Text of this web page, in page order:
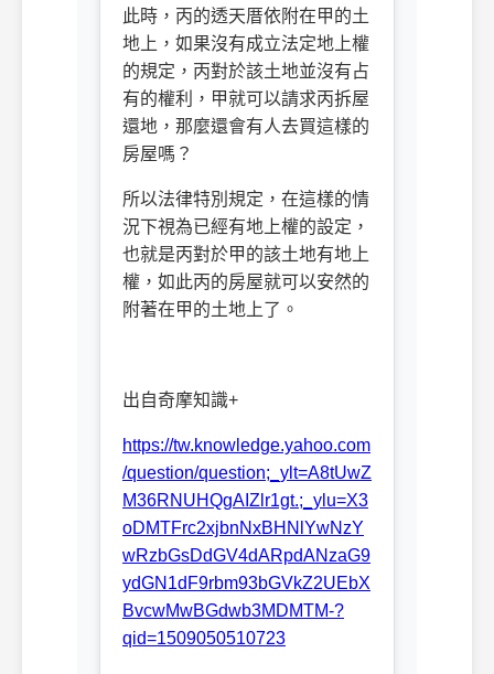
此時，丙的透天厝依附在甲的土
地上，如果沒有成立法定地上權
的規定，丙對於該土地並沒有占
有的權利，甲就可以請求丙拆屋
還地，那麼還會有人去買這樣的
房屋嗎？
所以法律特別規定，在這樣的情
況下視為已經有地上權的設定，
也就是丙對於甲的該土地有地上
權，如此丙的房屋就可以安然的
附著在甲的土地上了。
出自奇摩知識+
https://tw.knowledge.yahoo.com
/question/question;_ylt=A8tUwZ
M36RNUHQgAIZlr1gt.;_ylu=X3
oDMTFrc2xjbnNxBHNlYwNzY
wRzbGsDdGV4dARpdANzaG9
ydGN1dF9rbm93bGVkZ2UEbX
BvcwMwBGdwb3MDMTM-?
qid=1509050510723